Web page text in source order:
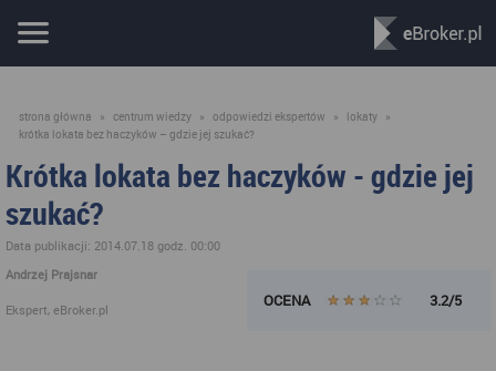
strona główna » centrum wiedzy » odpowiedzi ekspertów » lokaty »
krótka lokata bez haczyków – gdzie jej szukać?
Krótka lokata bez haczyków - gdzie jej
szukać?
Data publikacji: 2014.07.18 godz. 00:00
Andrzej Prajsnar
Ekspert, eBroker.pl OCENA 3.2/5